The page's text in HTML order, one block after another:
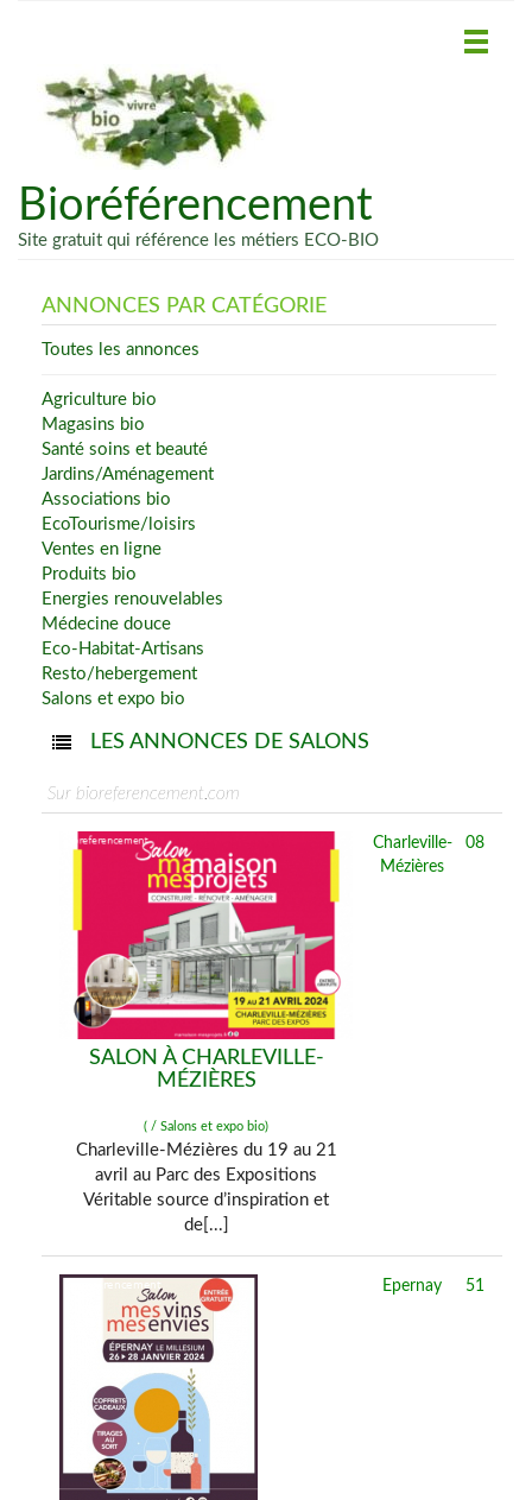
Bioréférencement
Site gratuit qui référence les métiers ECO-BIO
ANNONCES PAR CATÉGORIE
Toutes les annonces
Agriculture bio
Magasins bio
Santé soins et beauté
Jardins/Aménagement
Associations bio
EcoTourisme/loisirs
Ventes en ligne
Produits bio
Energies renouvelables
Médecine douce
Eco-Habitat-Artisans
Resto/hebergement
Salons et expo bio
LES ANNONCES DE SALONS
Sur bioreferencement.com
SALON À CHARLEVILLE-
MÉZIÈRES
( / Salons et expo bio)
Charleville-Mézières du 19 au 21
avril au Parc des Expositions
Véritable source d’inspiration et
de[...]
Charleville-
Mézières
08
Epernay 51